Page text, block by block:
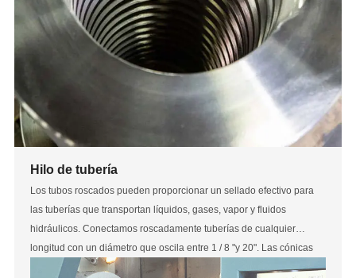
Hilo de tubería
Los tubos roscados pueden proporcionar un sellado efectivo para
las tuberías que transportan líquidos, gases, vapor y fluidos
hidráulicos. Conectamos roscadamente tuberías de cualquier
longitud con un diámetro que oscila entre 1 / 8 "y 20". Las cónicas
disponibles son NPT *, NPS *, 3 / 16 "sin cónica cutánea y 8 cónica.